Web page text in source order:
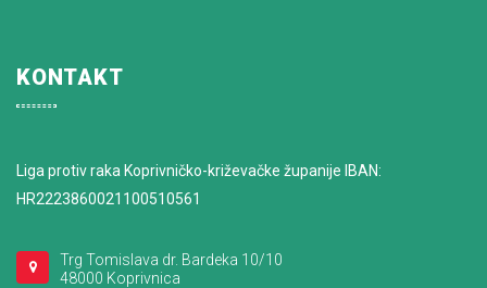
KONTAKT
Liga protiv raka Koprivničko-križevačke županije IBAN:
HR2223860021100510561
Trg Tomislava dr. Bardeka 10/10
48000 Koprivnica